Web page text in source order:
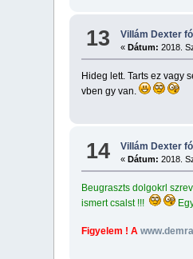
13 Villám Dexter
«Dátum: 2018.
Hideg lett. Tarts ez vagy
vben gy van.
14 Villám Dexter
« Dátum: 2018.
Beugraszts dolgokrl
ismert csalst !!!
Figyelem ! A